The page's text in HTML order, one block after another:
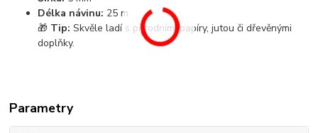
Délka návinu: 25 m
🎁 Tip: Skvěle ladí s přírodními papíry, jutou či dřevěnými
doplňky.
Parametry